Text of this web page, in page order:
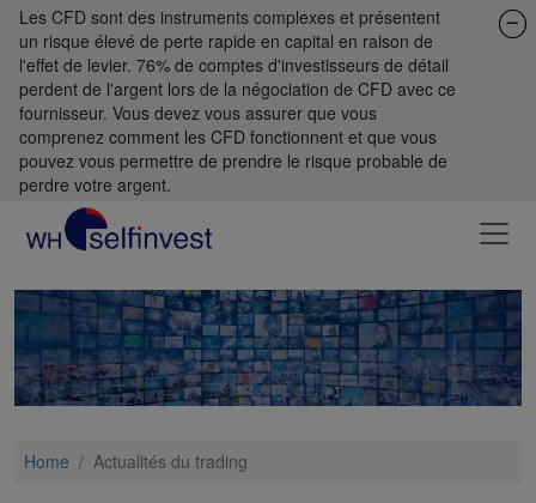
Les CFD sont des instruments complexes et présentent
un risque élevé de perte rapide en capital en raison de
l'effet de levier. 76% de comptes d'investisseurs de détail
perdent de l'argent lors de la négociation de CFD avec ce
fournisseur. Vous devez vous assurer que vous
comprenez comment les CFD fonctionnent et que vous
pouvez vous permettre de prendre le risque probable de
perdre votre argent.
Home / Actualités du trading